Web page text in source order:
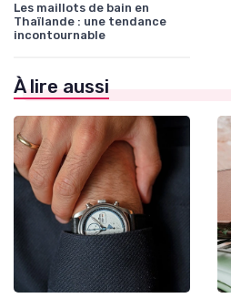
Les maillots de bain en
Thaïlande : une tendance
incontournable
À lire aussi